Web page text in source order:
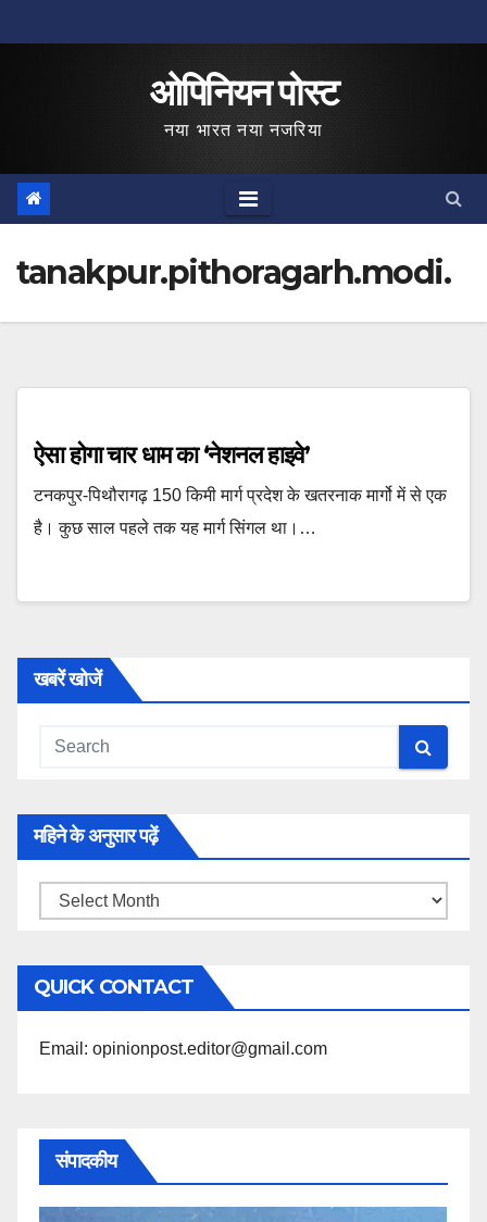
to
ओपिनियन पोस्ट
नया भारत नया नजरिया
tanakpur.pithoragarh.modi.
ऐसा होगा चार धाम का ‘नेशनल हाइवे’
टनकपुर-पिथौरागढ़ 150 किमी मार्ग प्रदेश के खतरनाक मार्गो में से एक
है। कुछ साल पहले तक यह मार्ग सिंगल था।…
खबरें खोजें
महिने के अनुसार पढ़ें
महिने
अनुसार
पढ़ें
QUICK CONTACT
Email: opinionpost.editor@gmail.com
संपादकीय